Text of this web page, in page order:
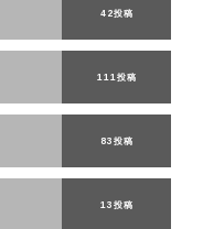
42投稿
111投稿
83投稿
13投稿